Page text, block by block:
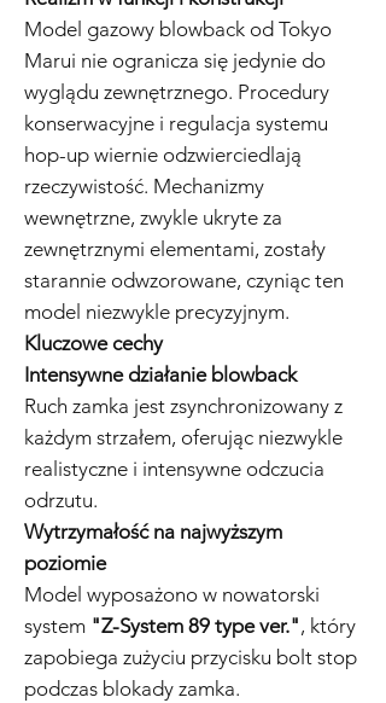
Model gazowy blowback od Tokyo
Marui nie ogranicza się jedynie do
wyglądu zewnętrznego. Procedury
konserwacyjne i regulacja systemu
hop-up wiernie odzwierciedlają
rzeczywistość. Mechanizmy
wewnętrzne, zwykle ukryte za
zewnętrznymi elementami, zostały
starannie odwzorowane, czyniąc ten
model niezwykle precyzyjnym.
Kluczowe cechy
Intensywne działanie blowback
Ruch zamka jest zsynchronizowany z
każdym strzałem, oferując niezwykle
realistyczne i intensywne odczucia
odrzutu.
Wytrzymałość na najwyższym
poziomie
Model wyposażono w nowatorski
system "Z-System 89 type ver.", który
zapobiega zużyciu przycisku bolt stop
podczas blokady zamka.